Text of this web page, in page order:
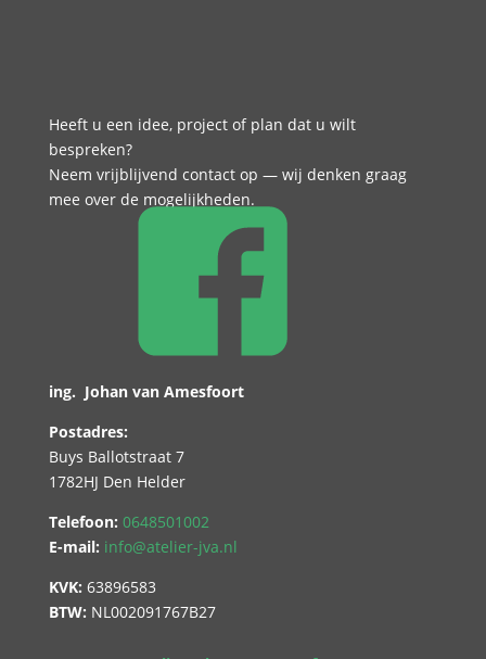
Heeft u een idee, project of plan dat u wilt
bespreken?
Neem vrijblijvend contact op — wij denken graag
mee over de mogelijkheden.
ing. Johan van Amesfoort
Postadres:
Buys Ballotstraat 7
1782HJ Den Helder
Telefoon: 0648501002
E-mail: info@atelier-jva.nl
KVK: 63896583
BTW: NL002091767B27